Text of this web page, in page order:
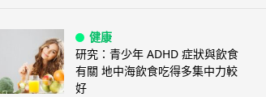
健康
研究：青少年 ADHD 症狀與飲食
有關 地中海飲食吃得多集中力較
好